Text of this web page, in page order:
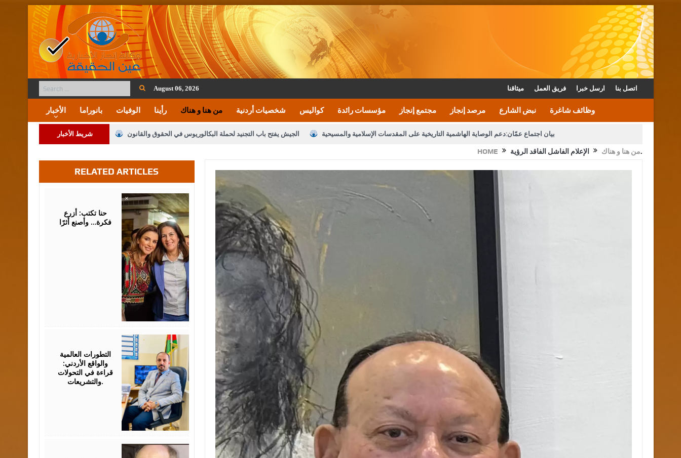
August 06, 2026 ميثاقنا فريق العمل ارسل خبرا اتصل بنا
الأخبار بانوراما الوفيات رأينا من هنا و هناك شخصيات أردنية كواليس مؤسسات رائدة مجتمع إنجاز مرصد إنجاز نبض الشارع وظائف شاغرة
شريط الأخبار الجيش يفتح باب التجنيد لحملة البكالوريوس في الحقوق والقانون بيان اجتماع عمّان:دعم الوصاية الهاشمية التاريخية على المقدسات الإسلامية والمسيحية
القاضي يلتقي رؤساء تحرير الصحف اليومية ويؤكد حرص مجلس النواب على شراكة فاعلة مع الإعلام دعوة المكلفين بخدمة العلم (الدفعة الثالثة) إلى مراجعة منصة خدمة العلم
الملك يلتقي مجموعة من رفاق السلاح الملك يتلقى اتصالا هاتفيا من العاهل البحريني القاضي محمود أحمد فريحات.. مبارك ومزيدا من التوفيق
عارف بيك فريحات.. مبارك وبكم تزهو المناصب
HOME من هنا و هناكالإعلام الفاشل الفاقد الرؤية.
RELATED ARTICLES
حنا تكتب: أزرع
فكرة… وأصنع أثرًا
التطورات العالمية
والواقع الأردني:
قراءة في التحولات
والتشريعات.